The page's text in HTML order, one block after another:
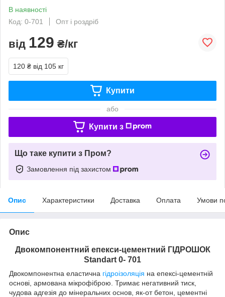
В наявності
Код: 0-701
Опт і роздріб
від 129 ₴/кг
120 ₴ від 105 кг
Купити
або
Купити з
Що таке купити з Пром?
Замовлення під захистом
Опис Характеристики Доставка Оплата Умови
Опис
Двокомпонентний епекси-цементний ГІДРОШОК
Standart 0- 701
Двокомпонентна еластична гідроізоляція на епексі-цементній
основі, армована мікрофіброю. Тримає негативний тиск,
чудова адгезія до мінеральних основ, як-от бетон, цементні